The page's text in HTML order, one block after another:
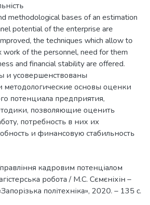
methodological bases of an estimation
potential of the enterprise are
the techniques which allow to
of the personnel, need for them
and financial stability are offered.
и усовершенствованы
методологические основы оценки
потенциала предприятия,
позволяющие оценить
потребность в них их
и финансовую стабильность
кадровим потенціалом
робота / М.С. Сємєніхін –
політехніка», 2020. – 135 с.